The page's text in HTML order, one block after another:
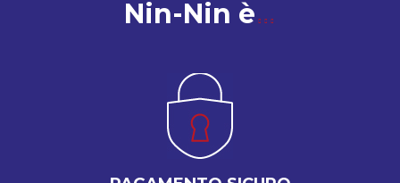
Nin-Nin è